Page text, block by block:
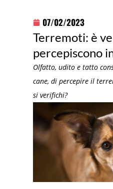
07/02/2023
Terremoti: è
percepiscono
Olfatto, udito e tatto
cane, di percepire il
si verifichi?